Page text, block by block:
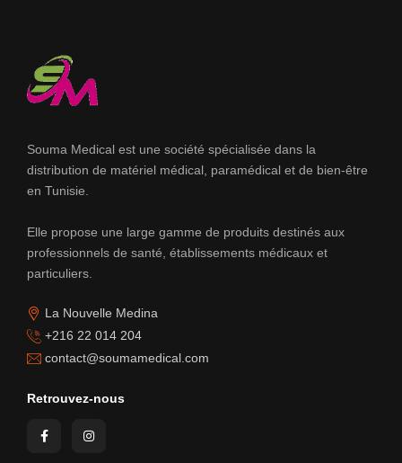
Souma Medical est une société spécialisée dans la
distribution de matériel médical, paramédical et de bien-être
en Tunisie.
Elle propose une large gamme de produits destinés aux
professionnels de santé, établissements médicaux et
particuliers.
La Nouvelle Medina
+216 22 014 204
contact@soumamedical.com
Retrouvez-nous